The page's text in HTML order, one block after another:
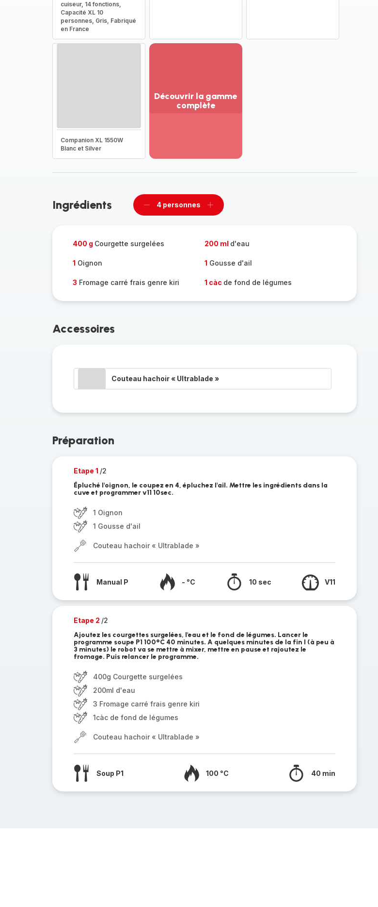
cuiseur, 14 fonctions,
Capacité XL 10
personnes, Gris, Fabriqué
en France
Companion XL 1550W
Blanc et Silver
Découvrir la gamme
complète
complète
Ingrédients
Supprimer
4 personnes
Ajouter
400 g Courgette surgelées 200 ml d'eau
1 Oignon 1 Gousse d'ail
3 Fromage carré frais genre kiri 1 càc de fond de légumes
Accessoires
Couteau hachoir « Ultrablade »
Préparation
Etape 1 /2
Épluché l'oignon, le coupez en 4, épluchez l'ail. Mettre les ingrédients dans la
cuve et programmer v11 10sec.
1 Oignon
1 Gousse d'ail
Couteau hachoir « Ultrablade »
Manual P - °C 10 sec V11
Etape 2 /2
Ajoutez les courgettes surgelées, l'eau et le fond de légumes. Lancer le
programme soupe P1 100°C 40 minutes. A quelques minutes de la fin l (à peu à
3 minutes) le robot va se mettre à mixer, mettre en pause et rajoutez le
fromage. Puis relancer le programme.
400g Courgette surgelées
200ml d'eau
3 Fromage carré frais genre kiri
1càc de fond de légumes
Couteau hachoir « Ultrablade »
Soup P1 100 °C 40 min